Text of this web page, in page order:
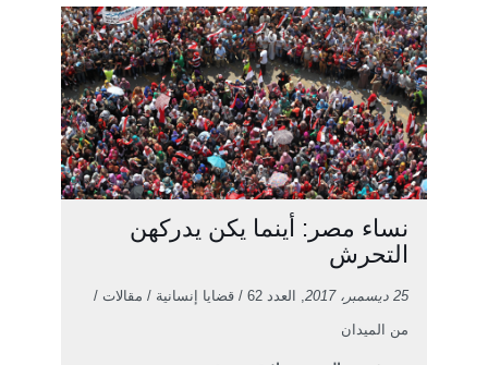
نساء مصر: أينما يكن يدركهن
التحرش
25 ديسمبر، 2017 , العدد 62 / قضايا إنسانية / مقالات /
من الميدان